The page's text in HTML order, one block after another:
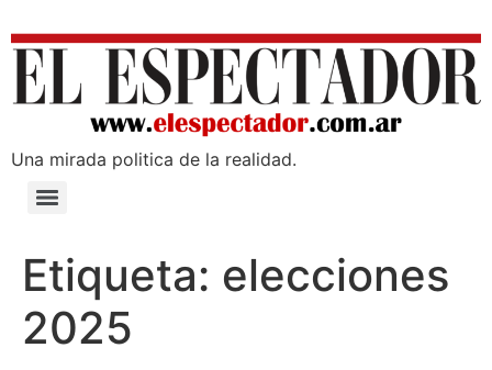
Una mirada poli­tica de la realidad.
Etiqueta: elecciones
2025